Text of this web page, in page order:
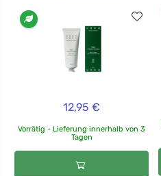
12,95 €
Vorrätig - Lieferung innerhalb von 3
Tagen